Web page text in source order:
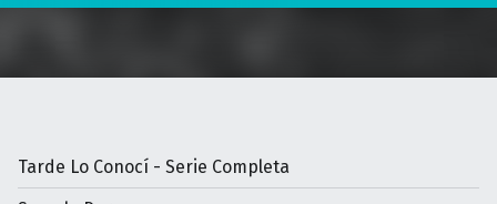
Tarde Lo Conocí - Serie Completa